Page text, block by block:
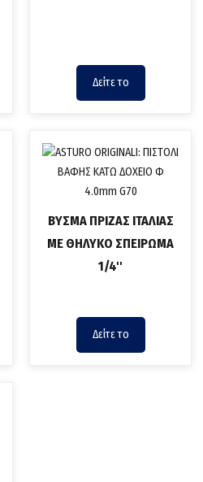
Δείτε το
ΒΥΣΜΑ ΠΡΙΖΑΣ ΙΤΑΛΙΑΣ
ΜΕ ΘΗΛΥΚΟ ΣΠΕΙΡΩΜΑ
1/4''
Δείτε το